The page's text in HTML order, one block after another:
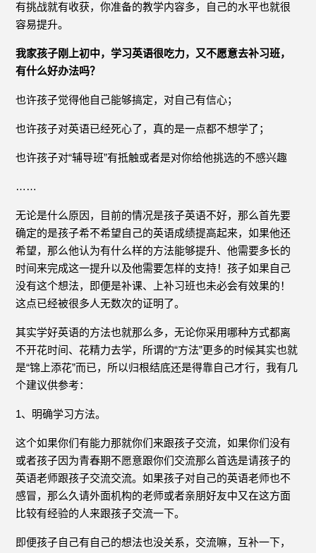
有挑战就有收获，你准备的教学内容多，自己的水平也就很
容易提升。
我家孩子刚上初中，学习英语很吃力，又不愿意去补习班，
有什么好办法吗？
也许孩子觉得他自己能够搞定，对自己有信心；
也许孩子对英语已经死心了，真的是一点都不想学了；
也许孩子对“辅导班”有抵触或者是对你给他挑选的不感兴趣
……
无论是什么原因，目前的情况是孩子英语不好，那么首先要
确定的是孩子希不希望自己的英语成绩提高起来，如果他还
希望，那么他认为有什么样的方法能够提升、他需要多长的
时间来完成这一提升以及他需要怎样的支持！孩子如果自己
没有这个想法，即便是补课、上补习班也未必会有效果的！
这点已经被很多人无数次的证明了。
其实学好英语的方法也就那么多，无论你采用哪种方式都离
不开花时间、花精力去学，所谓的“方法”更多的时候其实也就
是“锦上添花”而已，所以归根结底还是得靠自己才行，我有几
个建议供参考：
1、明确学习方法。
这个如果你们有能力那就你们来跟孩子交流，如果你们没有
或者孩子因为青春期不愿意跟你们交流那么首选是请孩子的
英语老师跟孩子交流交流。如果孩子对自己的英语老师也不
感冒，那么久请外面机构的老师或者亲朋好友中又在这方面
比较有经验的人来跟孩子交流一下。
即便孩子自己有自己的想法也没关系，交流嘛，互补一下，